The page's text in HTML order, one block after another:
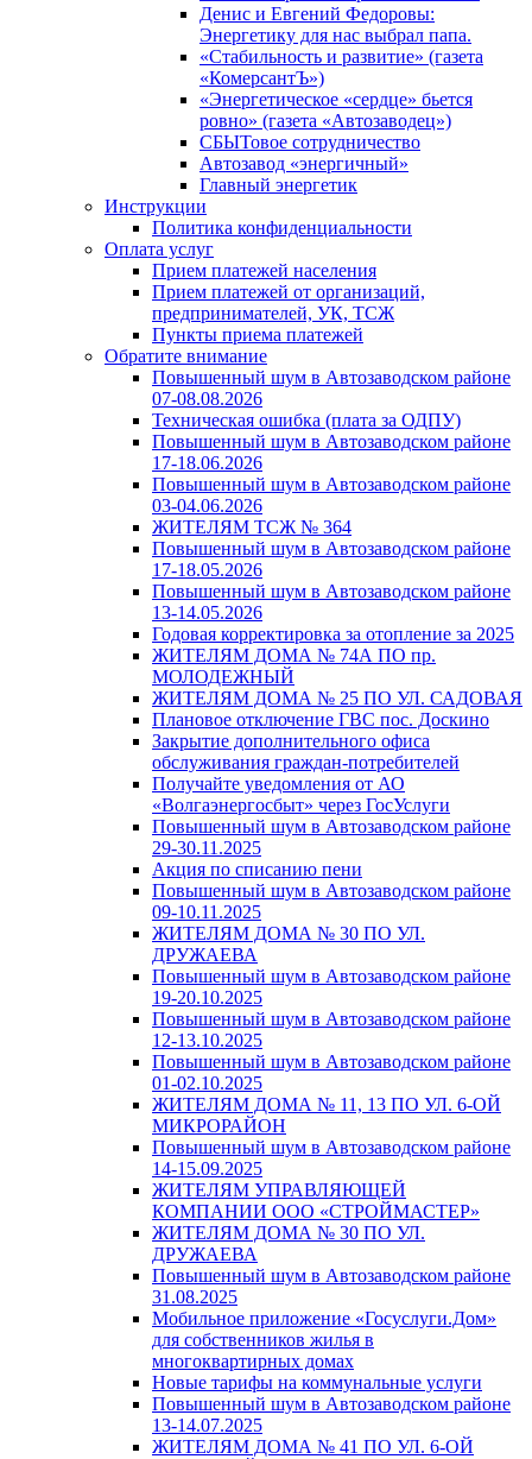
Денис и Евгений Федоровы:
Энергетику для нас выбрал папа.
«Стабильность и развитие» (газета
«КомерсантЪ»)
«Энергетическое «сердце» бьется
ровно» (газета «Автозаводец»)
СБЫТовое сотрудничество
Автозавод «энергичный»
Главный энергетик
Инструкции
Политика конфиденциальности
Оплата услуг
Прием платежей населения
Прием платежей от организаций,
предпринимателей, УК, ТСЖ
Пункты приема платежей
Обратите внимание
Повышенный шум в Автозаводском районе
07-08.08.2026
Техническая ошибка (плата за ОДПУ)
Повышенный шум в Автозаводском районе
17-18.06.2026
Повышенный шум в Автозаводском районе
03-04.06.2026
ЖИТЕЛЯМ ТСЖ № 364
Повышенный шум в Автозаводском районе
17-18.05.2026
Повышенный шум в Автозаводском районе
13-14.05.2026
Годовая корректировка за отопление за 2025
ЖИТЕЛЯМ ДОМА № 74А ПО пр.
МОЛОДЕЖНЫЙ
ЖИТЕЛЯМ ДОМА № 25 ПО УЛ. САДОВАЯ
Плановое отключение ГВС пос. Доскино
Закрытие дополнительного офиса
обслуживания граждан-потребителей
Получайте уведомления от АО
«Волгаэнергосбыт» через ГосУслуги
Повышенный шум в Автозаводском районе
29-30.11.2025
Акция по списанию пени
Повышенный шум в Автозаводском районе
09-10.11.2025
ЖИТЕЛЯМ ДОМА № 30 ПО УЛ.
ДРУЖАЕВА
Повышенный шум в Автозаводском районе
19-20.10.2025
Повышенный шум в Автозаводском районе
12-13.10.2025
Повышенный шум в Автозаводском районе
01-02.10.2025
ЖИТЕЛЯМ ДОМА № 11, 13 ПО УЛ. 6-ОЙ
МИКРОРАЙОН
Повышенный шум в Автозаводском районе
14-15.09.2025
ЖИТЕЛЯМ УПРАВЛЯЮЩЕЙ
КОМПАНИИ ООО «СТРОЙМАСТЕР»
ЖИТЕЛЯМ ДОМА № 30 ПО УЛ.
ДРУЖАЕВА
Повышенный шум в Автозаводском районе
31.08.2025
Мобильное приложение «Госуслуги.Дом»
для собственников жилья в
многоквартирных домах
Новые тарифы на коммунальные услуги
Повышенный шум в Автозаводском районе
13-14.07.2025
ЖИТЕЛЯМ ДОМА № 41 ПО УЛ. 6-ОЙ